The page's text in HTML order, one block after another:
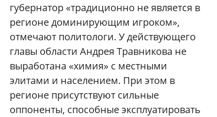
губернатор «традиционно не является в
регионе доминирующим игроком»,
отмечают политологи. У действующего
главы области Андрея Травникова не
выработана «химия» с местными
элитами и населением. При этом в
регионе присутствуют сильные
оппоненты, способные эксплуатировать